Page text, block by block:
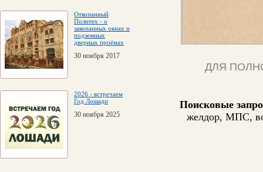
Откопанный
Политех - о
закопанных окнах и
подземных
дверных проёмах
30 ноября 2017
2026 - встречаем
Год Лошади
30 ноября 2025
ДЛЯ
Поисковые
желдор, МПС,